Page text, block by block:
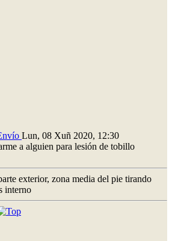
Lun, 08 Xuñ 2020, 12:30
a alguien para lesión de tobillo
exterior, zona media del pie tirando
interno